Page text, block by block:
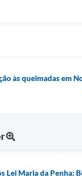
às queimadas em
Lei Maria da Penha: